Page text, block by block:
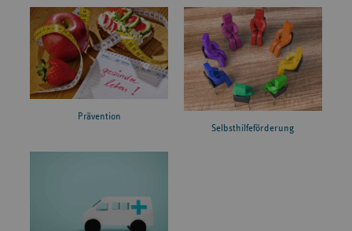
Prävention
Selbsthilfeförderung